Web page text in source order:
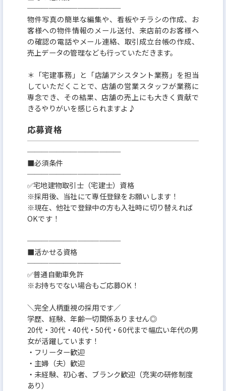
─────────────
物件写真の簡単な編集や、看板やチラシの作成、お
客様への物件情報のメール送付、来店前のお客様へ
の確認の電話やメール連絡、取引成立台帳の作成、
売上データの管理なども行っていただきます。
＊「宅建事務」と「店舗アシスタント業務」を担当
していただくことで、店舗の営業スタッフが業務に
専念でき、その結果、店舗の売上にも大きく貢献で
きるやりがいを感じられますよ♪
応募資格
─────────────
■必須条件
─────────────
✅宅地建物取引士（宅建士）資格
※採用後、当社にて専任登録をお願いします！
※現在、他社で登録中の方も入社時に切り替えれば
OKです！
─────────────
■活かせる資格
─────────────
✅普通自動車免許
※お持ちでない場合もご応募OK！
＼完全人柄重視の採用です／
学歴、経験、年齢一切関係ありません◎
20代・30代・40代・50代・60代まで幅広い年代の男
女が活躍しています！
・フリーター歓迎
・主婦（夫）歓迎
・未経験、初心者、ブランク歓迎（充実の研修制度
あり）